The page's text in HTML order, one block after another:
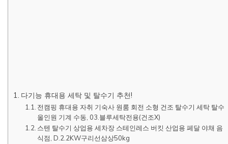
다기능 휴대용 세탁 및 탈수기 추천!
전캠핑 휴대용 자취 기숙사 원룸 회전 소형 건조 탈수기 세탁 탈수
올인원 기계 수동, 03.블루세탁전용(건조X)
스텐 탈수기 상업용 세차장 스테인레스 버킷 산업용 페달 야채 음
식점, D.2.2KW구리선삼상50kg